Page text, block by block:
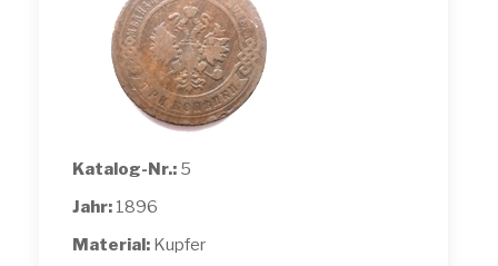
Katalog-Nr.: 5
Jahr: 1896
Material: Kupfer